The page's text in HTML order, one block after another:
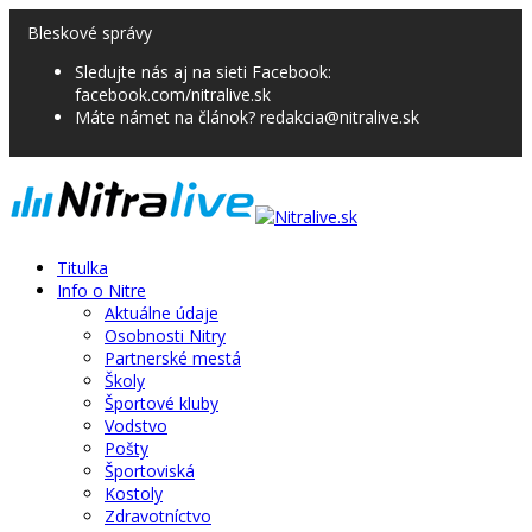
Bleskové správy
Sledujte nás aj na sieti Facebook:
facebook.com/nitralive.sk
Máte námet na článok? redakcia@nitralive.sk
Titulka
Info o Nitre
Aktuálne údaje
Osobnosti Nitry
Partnerské mestá
Školy
Športové kluby
Vodstvo
Pošty
Športoviská
Kostoly
Zdravotníctvo